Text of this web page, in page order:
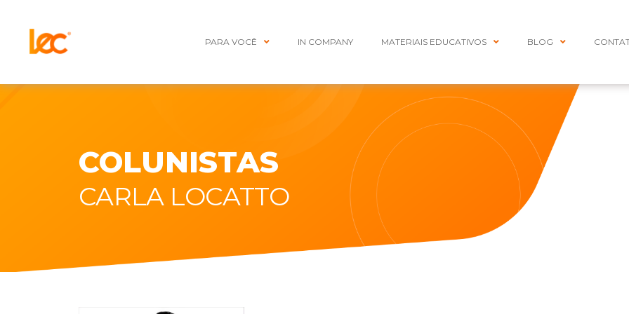
PARA VOCÊ IN COMPANY MATERIAIS EDUCATIVOS BLOG
COLUNISTAS
CARLA LOCATTO